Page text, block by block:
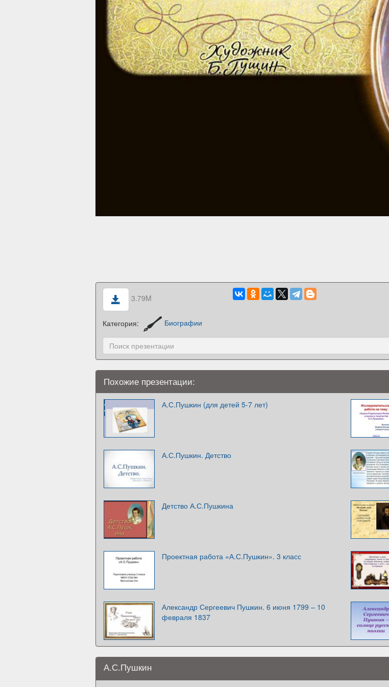
3.79M
Категория: Биографии
Похожие презентации:
А.С.Пушкин (для детей 5-7 лет)
А.С.Пушкин. Детство
Детство А.С.Пушкина
Проектная работа «А.С.Пушкин». 3 класс
Александр Сергеевич Пушкин. 6 июня 1799 – 10
февраля 1837
А.С.Пушкин